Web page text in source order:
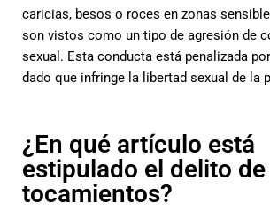
caricias, besos o roces en zonas
son vistos como un tipo de agresión de
sexual. Esta conducta está penalizada
dado que infringe la libertad sexual de la
¿En qué artículo está
estipulado el delito de
tocamientos?